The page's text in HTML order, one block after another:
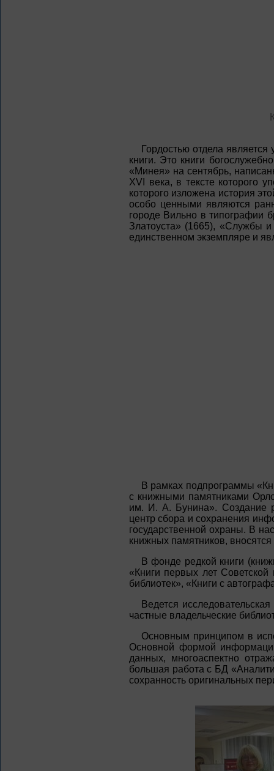
Гордостью отдела
книги. Это книги
«Минея» на сентябрь,
XVI века, в тексте которого
которого изложена история
особо ценными являются
городе Вильно в типографии
Златоуста» (1665), «Службы
единственном экземпляре и
В рамках подпрограммы
с книжными памятниками
им. И. А. Бунина». Создание
центр сбора и сохранения
государственной охраны. В
книжных памятников,
В фонде редкой книги
«Книги первых лет
библиотек», «Книги с
Ведется
частные владельческие
Основным принципом в
Основной формой
данных, многоаспектно
большая работа с БД
сохранность оригинальных